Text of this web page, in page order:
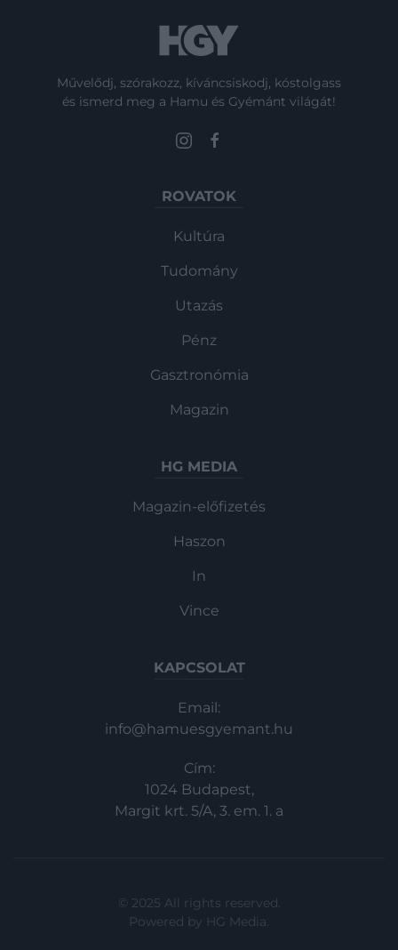
Művelődj, szórakozz, kíváncsiskodj, kóstolgass
és ismerd meg a Hamu és Gyémánt világát!
ROVATOK
Kultúra
Tudomány
Utazás
Pénz
Gasztronómia
Magazin
HG MEDIA
Magazin-előfizetés
Haszon
In
Vince
KAPCSOLAT
Email:
info@hamuesgyemant.hu
Cím:
1024 Budapest,
Margit krt. 5/A, 3. em. 1. a
© 2025 All rights reserved.
Powered by HG Media.